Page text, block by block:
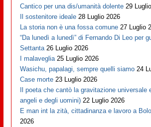
Cantico per una dis/umanità dolente 29
Il sostenitore ideale 28 Luglio 2026
La storia non è una fossa comune 27 Luglio
“Da lunedì a lunedì” di Fernando Di Leo per
Settanta 26 Luglio 2026
I malaveglia 25 Luglio 2026
Wasichu, papalagi, sempre quelli siamo 24
Case morte 23 Luglio 2026
Il poeta che cantò la gravitazione universale
angeli e degli uomini) 22 Luglio 2026
E man int la zità, cittadinanza e lavoro a
2026